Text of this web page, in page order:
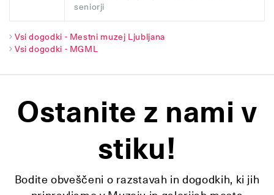
seniorji
Vsi dogodki - Mestni muzej Ljubljana
Vsi dogodki - MGML
Ostanite z nami v
stiku!
Bodite obveščeni o razstavah in dogodkih, ki jih